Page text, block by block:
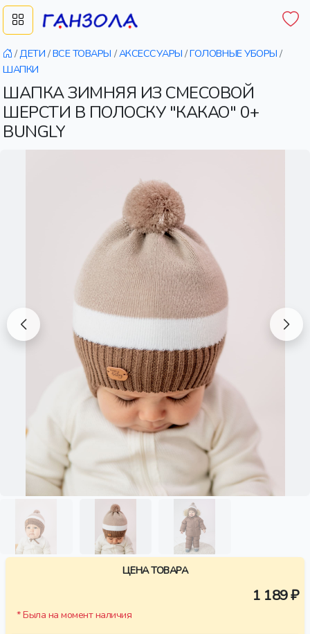
/ДЕТИ /ВСЕ ТОВАРЫ /АКСЕССУАРЫ /ГОЛОВНЫЕ УБОРЫ /
ШАПКИ
ШАПКА ЗИМНЯЯ ИЗ СМЕСОВОЙ
ШЕРСТИ В ПОЛОСКУ "КАКАО" 0+
BUNGLY
ЦЕНА ТОВАРА
1 189 ₽
* Была на момент наличия